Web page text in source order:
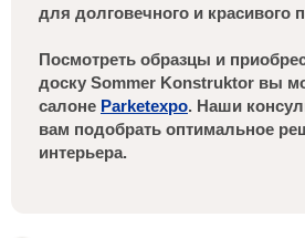
для долговечного и красивого
Посмотреть образцы и
доску Sommer Konstruktor вы
салоне Parketexpo. Наши
вам подобрать оптимальное
интерьера.